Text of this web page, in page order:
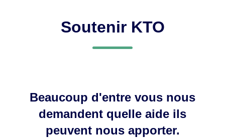
Soutenir KTO
Beaucoup d'entre vous nous
demandent quelle aide ils
peuvent nous apporter.